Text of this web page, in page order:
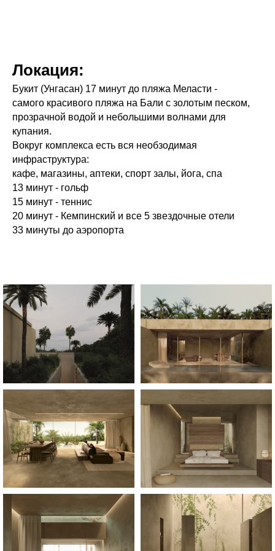
Локация:
Букит (Унгасан) 17 минут до пляжа Меласти -
самого красивого пляжа на Бали с золотым песком,
прозрачной водой и небольшими волнами для
купания.
Вокруг комплекса есть вся необзодимая
инфраструктура:
кафе, магазины, аптеки, спорт залы, йога, спа
13 минут - гольф
15 минут - теннис
20 минут - Кемпинский и все 5 звездочные отели
33 минуты до аэропорта